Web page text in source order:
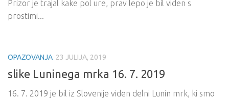
Prizor je trajal kake pol ure, prav lepo je bil viden s
prostimi...
OPAZOVANJA 23 JULIJA, 2019
slike Luninega mrka 16. 7. 2019
16. 7. 2019 je bil iz Slovenije viden delni Lunin mrk, ki smo